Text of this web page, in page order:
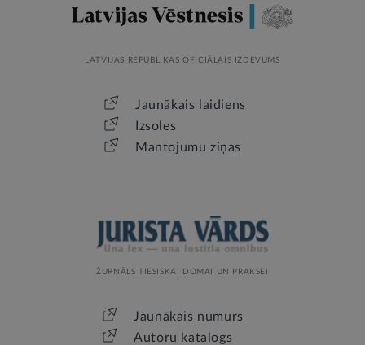
LATVIJAS REPUBLIKAS OFICIĀLAIS IZDEVUMS
Jaunākais laidiens
Izsoles
Mantojumu ziņas
ŽURNĀLS TIESISKAI DOMAI UN PRAKSEI
Jaunākais numurs
Autoru katalogs